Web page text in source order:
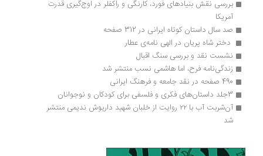
بررسی نقش بنیادهای فورد، کارنگی و راکفلر در اوج‌گیری قدرت
صد سال داستان کوتاه ایرانی در 312 صفحه
دختر شاه پریان در الهی نامه‌ی عطار
نشست نقد و بررسی سنگ اقبال
زندگی‌نامه فرح، اما هاشمی نسب منتشر شد
آن‌شربت آب با ۲۲ روایت از خلبان شهید داریوش ندیمی منتشر